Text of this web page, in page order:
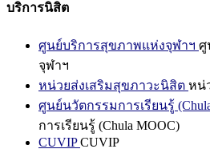
บริการนิสิต
ศูนย์บริการสุขภาพแห่งจุฬาฯ ศู
จุฬาฯ
หน่วยส่งเสริมสุขภาวะนิสิต หน่
ศูนย์นวัตกรรมการเรียนรู้
การเรียนรู้ (Chula MOOC)
CUVIPCUVIP